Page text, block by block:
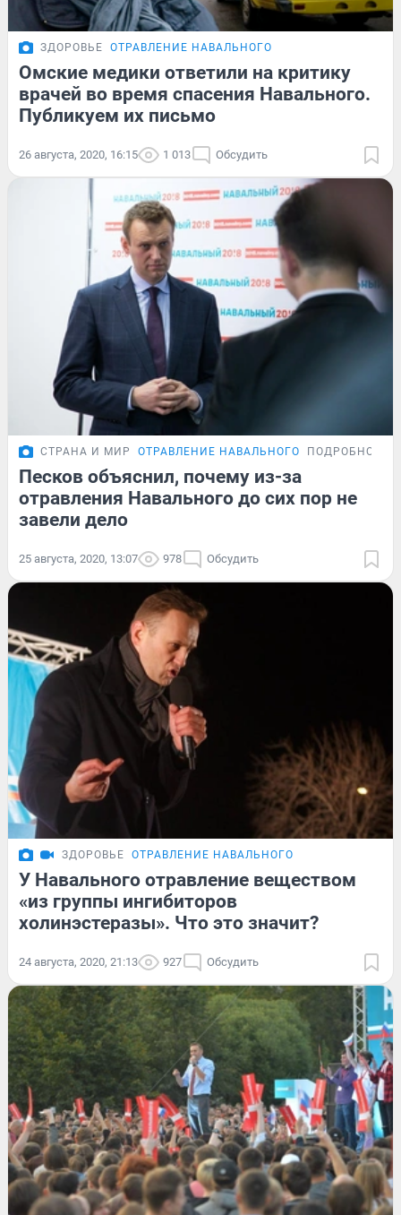
ЗДОРОВЬЕ ОТРАВЛЕНИЕ НАВАЛЬНОГО
Омские медики ответили на критику
врачей во время спасения Навального.
Публикуем их письмо
26 августа, 2020, 16:15 1 013 Обсудить
СТРАНА И МИР ОТРАВЛЕНИЕ НАВАЛЬНОГО ПОДРОБНОСТИ
Песков объяснил, почему из-за
отравления Навального до сих пор не
завели дело
25 августа, 2020, 13:07 978 Обсудить
ЗДОРОВЬЕ ОТРАВЛЕНИЕ НАВАЛЬНОГО
У Навального отравление веществом
«из группы ингибиторов
холинэстеразы». Что это значит?
24 августа, 2020, 21:13 927 Обсудить